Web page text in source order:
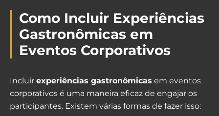
Como Incluir Experiências
Gastronômicas em
Eventos Corporativos
Incluir experiências gastronômicas em eventos
corporativos é uma maneira eficaz de engajar os
participantes. Existem várias formas de fazer isso: